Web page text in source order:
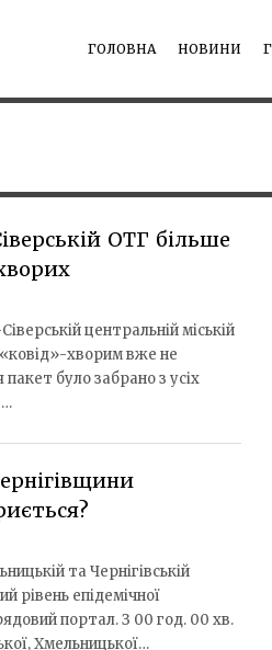
ГОЛОВНА НОВИНИ
ОТГ більше
центральній міській
хворим вже не
було забрано з усіх
та Чернігівській
рівень епідемічної
портал. З 00 год. 00 хв.
Хмельницької…